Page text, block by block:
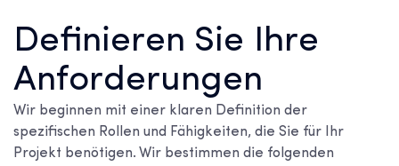
Definieren Sie Ihre
Anforderungen
Wir beginnen mit einer klaren Definition der
spezifischen Rollen und Fähigkeiten, die Sie für Ihr
Projekt benötigen. Wir bestimmen die folgenden